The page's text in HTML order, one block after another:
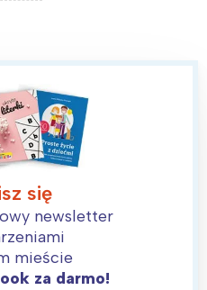
się
newsletter
mieście
za darmo!